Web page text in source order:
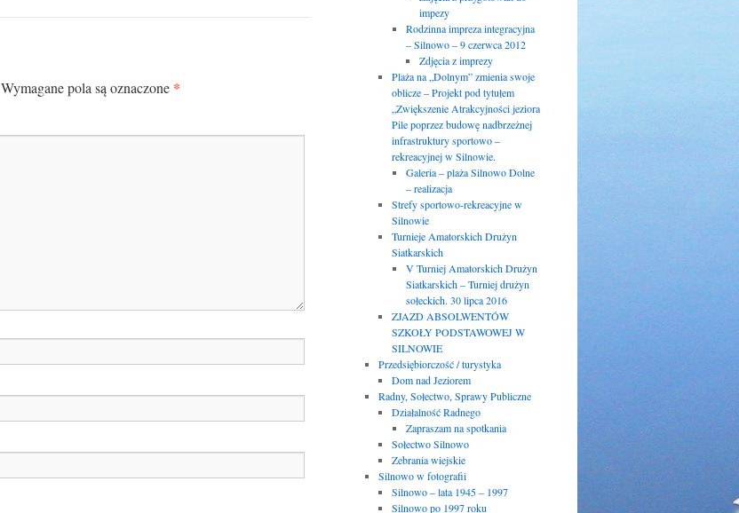
Wymagane pola są oznaczone *
impezy
Rodzinna impreza integracyjna
– Silnowo – 9 czerwca 2012
Zdjęcia z imprezy
Plaża na „Dolnym” zmienia swoje
oblicze – Projekt pod tytułem
„Zwiększenie Atrakcyjności jeziora
Pile poprzez budowę nadbrzeżnej
infrastruktury sportowo –
rekreacyjnej w Silnowie.
Galeria – plaża Silnowo Dolne
– realizacja
Strefy sportowo-rekreacyjne w
Silnowie
Turnieje Amatorskich Drużyn
Siatkarskich
V Turniej Amatorskich Drużyn
Siatkarskich – Turniej drużyn
sołeckich. 30 lipca 2016
ZJAZD ABSOLWENTÓW
SZKOŁY PODSTAWOWEJ W
SILNOWIE
Przedsiębiorczość / turystyka
Dom nad Jeziorem
Radny, Sołectwo, Sprawy Publiczne
Działalność Radnego
Zapraszam na spotkania
Sołectwo Silnowo
Zebrania wiejskie
Silnowo w fotografii
Silnowo – lata 1945 – 1997
Silnowo po 1997 roku